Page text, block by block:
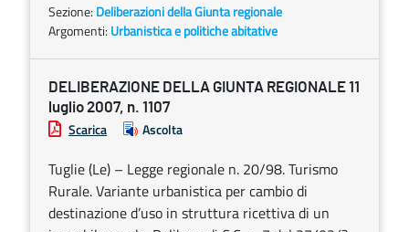
Sezione: Deliberazioni della Giunta regionale
Argomenti: Urbanistica e politiche abitative
DELIBERAZIONE DELLA GIUNTA REGIONALE 11
luglio 2007, n. 1107
Scarica Ascolta
Tuglie (Le) – Legge regionale n. 20/98. Turismo
Rurale. Variante urbanistica per cambio di
destinazione d’uso in struttura ricettiva di un